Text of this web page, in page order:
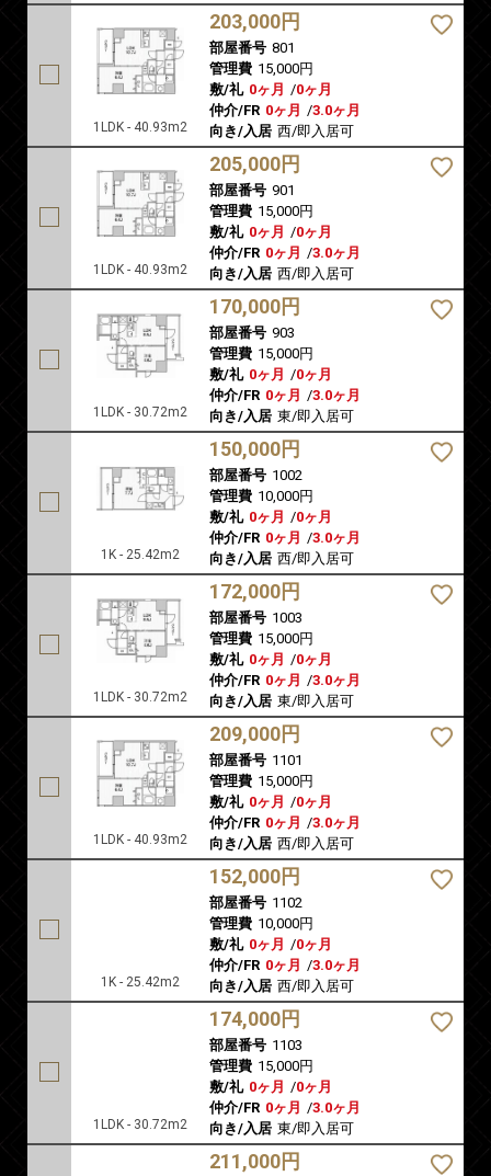
1LDK - 40.93m2
203,000円
部屋番号 801
管理費 15,000円
敷/礼 0ヶ月 /0ヶ月
仲介/FR 0ヶ月 /3.0ヶ月
向き/入居 西/即入居可
1LDK - 40.93m2
205,000円
部屋番号 901
管理費 15,000円
敷/礼 0ヶ月 /0ヶ月
仲介/FR 0ヶ月 /3.0ヶ月
向き/入居 西/即入居可
1LDK - 30.72m2
170,000円
部屋番号 903
管理費 15,000円
敷/礼 0ヶ月 /0ヶ月
仲介/FR 0ヶ月 /3.0ヶ月
向き/入居 東/即入居可
1K - 25.42m2
150,000円
部屋番号 1002
管理費 10,000円
敷/礼 0ヶ月 /0ヶ月
仲介/FR 0ヶ月 /3.0ヶ月
向き/入居 西/即入居可
1LDK - 30.72m2
172,000円
部屋番号 1003
管理費 15,000円
敷/礼 0ヶ月 /0ヶ月
仲介/FR 0ヶ月 /3.0ヶ月
向き/入居 東/即入居可
1LDK - 40.93m2
209,000円
部屋番号 1101
管理費 15,000円
敷/礼 0ヶ月 /0ヶ月
仲介/FR 0ヶ月 /3.0ヶ月
向き/入居 西/即入居可
1K - 25.42m2
152,000円
部屋番号 1102
管理費 10,000円
敷/礼 0ヶ月 /0ヶ月
仲介/FR 0ヶ月 /3.0ヶ月
向き/入居 西/即入居可
1LDK - 30.72m2
174,000円
部屋番号 1103
管理費 15,000円
敷/礼 0ヶ月 /0ヶ月
仲介/FR 0ヶ月 /3.0ヶ月
向き/入居 東/即入居可
211,000円